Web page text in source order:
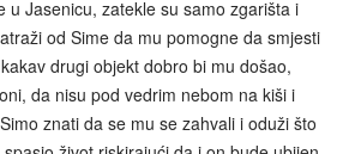
u Jasenicu, zatekle su samo zgarišta i
od Sime da mu pomogne da smjesti
drugi objekt dobro bi mu došao,
da nisu pod vedrim nebom na kiši i
znati da se mu se zahvali i oduži što